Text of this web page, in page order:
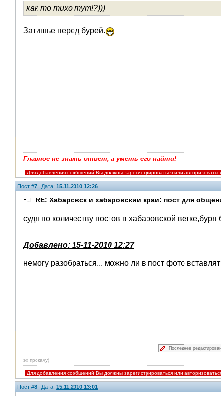
как то тихо тут!?)))
Затишье перед бурей.
Главное не знать ответ, а уметь его найти!
Для добавления сообщений Вы должны зарегистрироваться или
Пост #7 Дата: 15.11.2010 12:26
RE: Хабаровск и хабаровский край: пост для
судя по количеству постов в хабаровской ветке,буря
Добавлено: 15-11-2010 12:27
немогу разобраться... можно ли в пост фото
Последнее
эх прокачу)
Для добавления сообщений Вы должны зарегистрироваться или
Пост #8 Дата: 15.11.2010 13:01